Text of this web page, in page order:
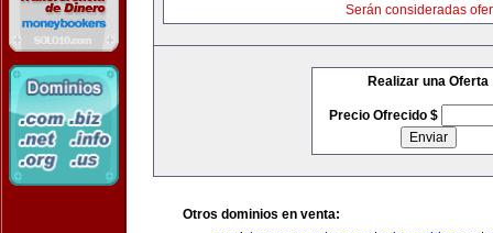
Serán consideradas
Realizar una Oferta
Precio Ofrecido $
Otros dominios en venta: